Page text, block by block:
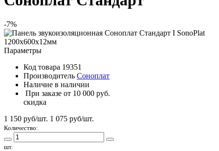
-7%
Параметры
Код товара 19351
Производитель Соноплат
Наличие в наличии
При заказе от 10 000 руб.
скидка
1 150 руб/шт. 1 075 руб/шт.
Количество:
шт.